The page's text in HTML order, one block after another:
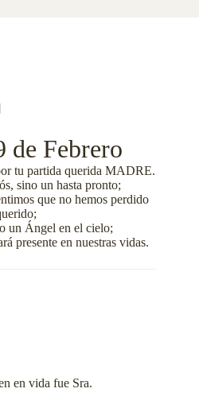
de Febrero
tu partida querida MADRE.
sino un hasta pronto;
que no hemos perdido
un Ángel en el cielo;
presente en nuestras vidas.
en vida fue Sra.